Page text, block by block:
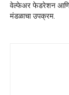
वेल्फेअर फेडरेशन आणि
मंडळाचा उपक्रम.